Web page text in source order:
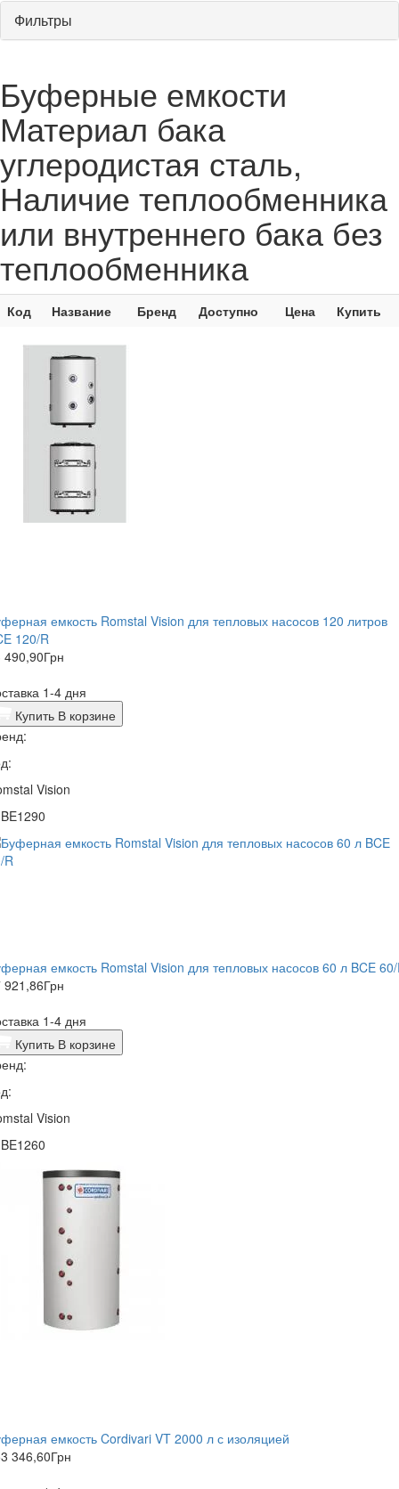
Фильтры
Буферные емкости
Материал бака
углеродистая сталь,
Наличие теплообменника
или внутреннего бака без
теплообменника
Код Название Бренд Доступно Цена Купить
емкость Romstal Vision для тепловых насосов 120 литров
120/R
490,90Грн
1-4 дня
Купить В корзине
Vision
емкость Romstal Vision для тепловых насосов 60 л BCE
921,86Грн
1-4 дня
Купить В корзине
Vision
емкость Cordivari VT 2000 л с изоляцией
346,60Грн